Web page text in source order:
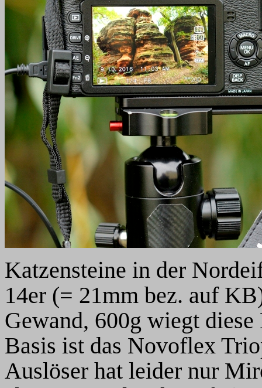
Katzensteine in der
14er (= 21mm bez. auf
Gewand, 600g wiegt
Basis ist das Novoflex
Auslöser hat leider nur